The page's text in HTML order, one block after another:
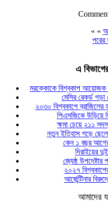
« «
পরের
এ
মরক্কোকে বিশ্বকাপ আয়োজক
মেসির রেকর্ড
২০৩০ বিশ্বকাপে ব্রাজিলের
পিএসজিকে উড়িয়ে
ক্ষমা চেয়ে ২১১
নতুন ইতিহাস গড়ে
কেন ১ বছর
দিরাইয়ের
জ্যেষ্ঠ
২০২৭
আর্জেন্টিনার
আমাদের